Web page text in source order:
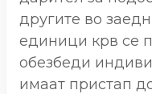
другите во
единици крв се
обезбеди
имаат пристап